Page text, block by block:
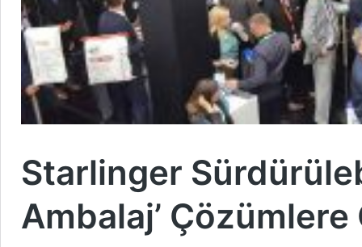
Starlinger
Ambalaj’ Çözümlere